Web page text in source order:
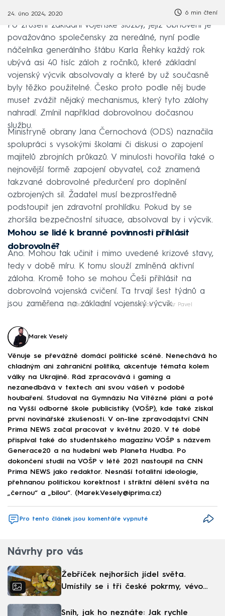
24. úno 2024, 20:20 6 min čtení
Po zrušení základní vojenské služby, jejíž obnovení je
považováno společensky za nereálné, nyní podle
náčelníka generálního štábu Karla Řehky každý rok
ubývá asi 40 tisíc záloh z ročníků, které základní
vojenský výcvik absolvovaly a které by už současně
byly těžko použitelné. Česko proto podle něj bude
muset zvážit nějaký mechanismus, který tyto zálohy
nahradí. Zmínil například dobrovolnou dočasnou
službu.
Ministryně obrany Jana Černochová (ODS) naznačila
spolupráci s vysokými školami či diskusi o zapojení
majitelů zbrojních průkazů. V minulosti hovořila také o
nejnovější formě zapojení obyvatel, což znamená
takzvané dobrovolné předurčení pro doplnění
ozbrojených sil. Žadatel musí bezprostředně
podstoupit jen zdravotní prohlídku. Pokud by se
zhoršila bezpečnostní situace, absolvoval by i výcvik.
Mohou se lidé k branné povinnosti přihlásit
dobrovolně?
Ano. Mohou tak učinit i mimo uvedené krizové stavy,
tedy v době míru. K tomu slouží zmíněná aktivní
záloha. Kromě toho se mohou Češi přihlásit na
dobrovolná vojenská cvičení. Ta trvají šest týdnů a
jsou zaměřena na základní vojenský výcvik.
armáda vojáci voják mobilizace Petr Pavel
Marek Veselý
Věnuje se převážně domácí politické scéně. Nenechává ho
chladným ani zahraniční politika, akcentuje témata kolem
války na Ukrajině. Rád zpracovává i gaming a
nezanedbává v textech ani svou vášeň v podobě
houbaření. Studoval na Gymnáziu Na Vítězné pláni a poté
na Vyšší odborné škole publicistiky (VOŠP), kde také získal
první novinářské zkušenosti. V on-line zpravodajství CNN
Prima NEWS začal pracovat v květnu 2020. V té době
přispíval také do studentského magazínu VOŠP s názvem
Generace20 a na hudební web Planeta Hudba. Po
dokončení studií na VOŠP v létě 2021 nastoupil na CNN
Prima NEWS jako redaktor. Nesnáší totalitní ideologie,
přehnanou politickou korektnost i striktní dělení světa na
„černou“ a „bílou“. (Marek.Vesely@iprima.cz)
Pro tento článek jsou komentáře vypnuté
Návrhy pro vás
Žebříček nejhorších jídel světa.
Umístily se i tři české pokrmy, vévodí
Sníh, jak ho neznáte: Jak rychle